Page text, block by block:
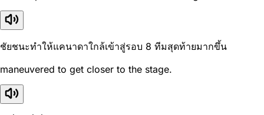
ชัยชนะทำให้แคนาดาใกล้เข้าสู่รอบ 8 ทีมสุดท้ายมากขึ้น
maneuvered to get closer to the stage.